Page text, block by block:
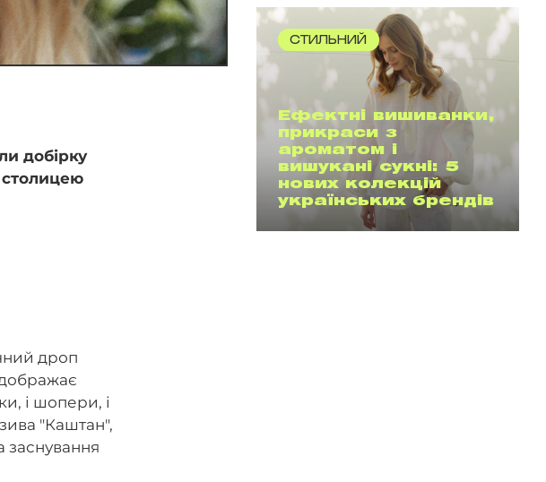
добірку
столицею
дроп
і шопери, і
"Каштан",
заснування
СТИЛЬНИЙ
Ефектні вишиванки,
прикраси з
ароматом і
вишукані сукні: 5
нових колекцій
українських брендів